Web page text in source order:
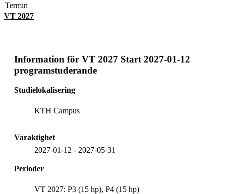
Termin
VT 2027
Information för VT 2027 Start 2027-01-12
programstuderande
Studielokalisering
KTH Campus
Varaktighet
2027-01-12 - 2027-05-31
Perioder
VT 2027: P3 (15 hp), P4 (15 hp)